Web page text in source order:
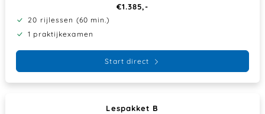
€1.385,-
20 rijlessen (60 min.)
1 praktijkexamen
Start direct
Lespakket B